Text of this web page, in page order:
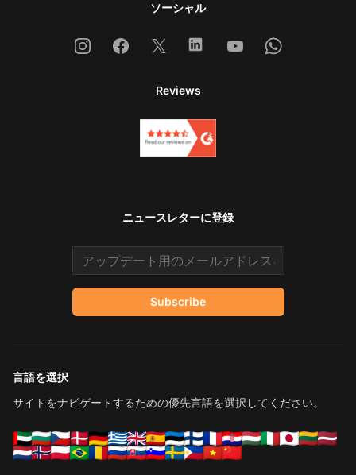
ソーシャル
InstagramFacebook
X LinkedinYoutubeWhatsapp
Reviews
ニュースレターに登録
Email address
Subscribe
言語を選択
サイトをナビゲートするための優先言語を選択してください。